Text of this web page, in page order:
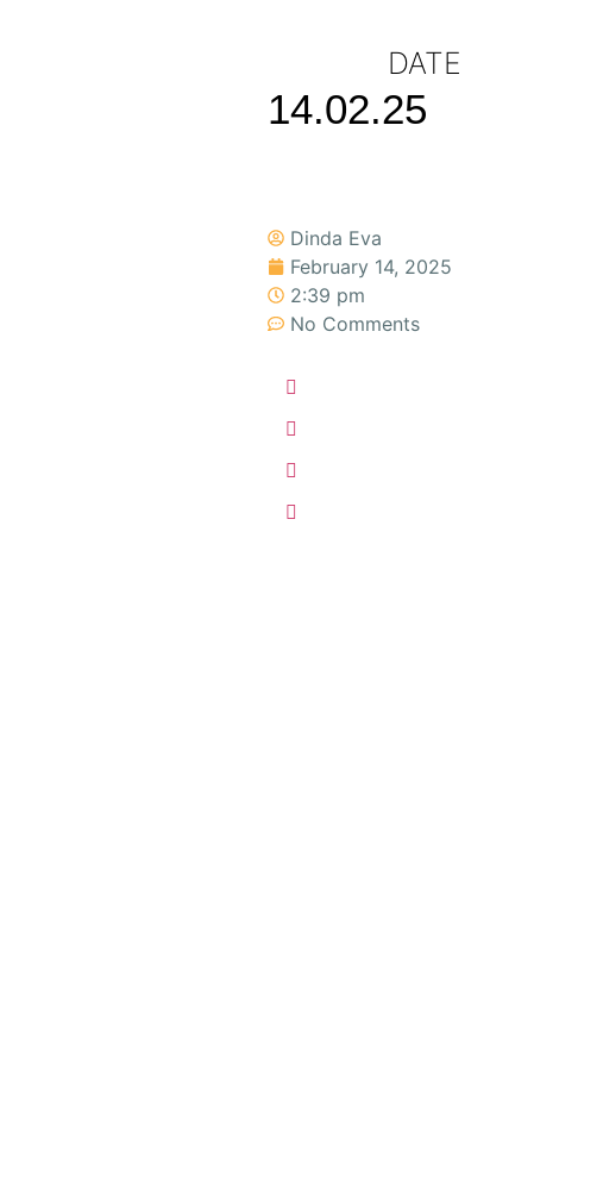
DATE
14.02.25
Dinda Eva
February 14, 2025
2:39 pm
No Comments